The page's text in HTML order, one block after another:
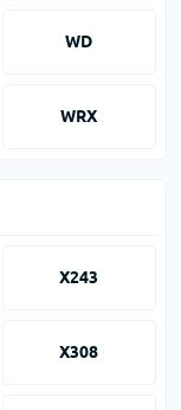
WD
WRX
X243
X308